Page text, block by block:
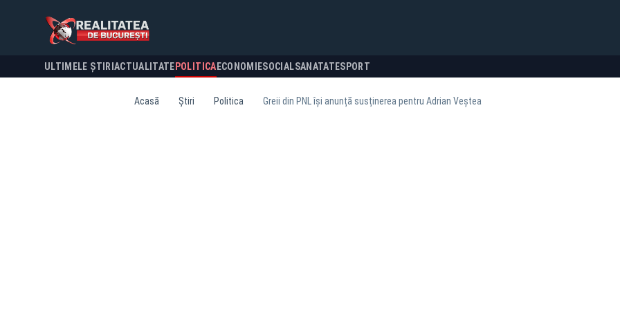
ULTIMELE ȘTIRI ACTUALITATE POLITICA ECONOMIESOCIALSANATATESPORT
Acasă Știri Politica Greii din PNL își anunță susținerea pentru Adrian Veștea